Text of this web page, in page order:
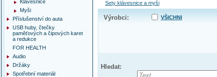
Sety klávesnice a myši
Výrobci: VŠICHNI
Hledat:
Klávesnice
Myši
Příslušenství do auta
USB huby, čtečky
paměťových a čipových karet
a redukce
FOR HEALTH
Audio
Držáky
Spotřební materiál